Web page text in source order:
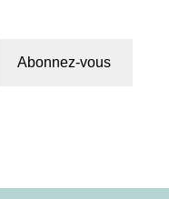
Abonnez-vous